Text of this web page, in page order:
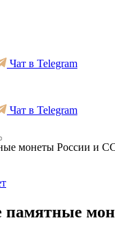
Чат в Telegram
Чат в Telegram
монеты России и
памятные